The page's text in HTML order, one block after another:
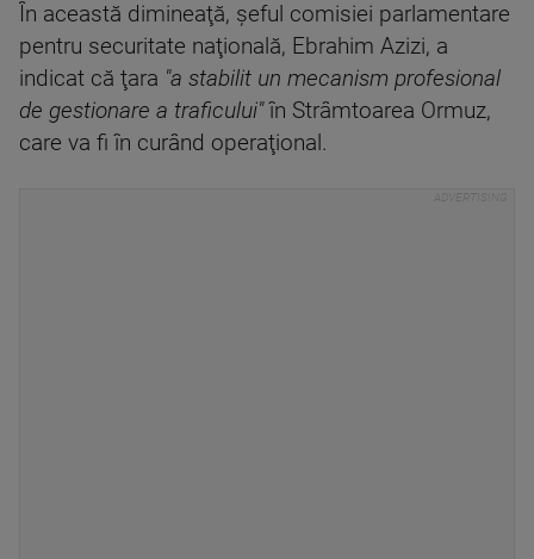
În această dimineaţă, şeful comisiei parlamentare
pentru securitate naţională, Ebrahim Azizi, a
indicat că ţara "a stabilit un mecanism profesional
de gestionare a traficului"în Strâmtoarea Ormuz,
care va fi în curând operaţional.